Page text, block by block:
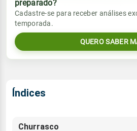
36%
Rajada de vento
Sol
05:44h às 17:38h
Chuva
0.0mm
Rajada de vento
Sol
preparado?
Cadastre-se para receber análises
temporada.
QUERO SABER
Índices
Churrasco